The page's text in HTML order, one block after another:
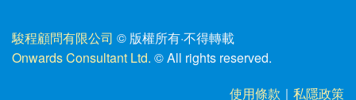
駿程顧問有限公司 © 版權所有·不得轉載
Onwards Consultant Ltd. © All rights reserved.
使用條款 ｜ 私隱政策